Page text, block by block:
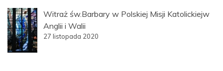
Witraż św.Barbary w Polskiej Misji Katolickiejw
Anglii i Walii
27 listopada 2020